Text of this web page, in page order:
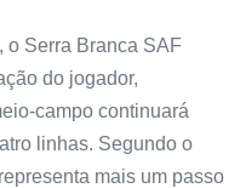
o Serra Branca SAF
do jogador,
campo continuará
linhas. Segundo o
mais um passo